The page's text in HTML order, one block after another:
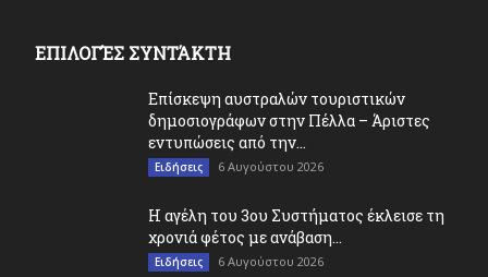
ΕΠΙΛΟΓΈΣ ΣΥΝΤΆΚΤΗ
Επίσκεψη αυστραλών τουριστικών
δημοσιογράφων στην Πέλλα – Άριστες
εντυπώσεις από την...
Ειδήσεις 6 Αυγούστου 2026
Η αγέλη του 3ου Συστήματος έκλεισε τη
χρονιά φέτος με ανάβαση...
Ειδήσεις 6 Αυγούστου 2026